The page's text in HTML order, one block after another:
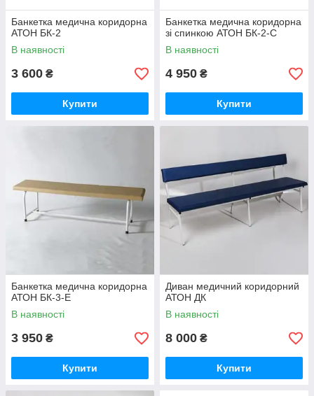
Банкетка медична коридорна
АТОН БК-2
В наявності
3 600 ₴
Купити
Банкетка медична коридорна
зі спинкою АТОН БК-2-С
В наявності
4 950 ₴
Купити
Банкетка медична коридорна
АТОН БК-3-Е
В наявності
3 950 ₴
Купити
Диван медичний коридорний
АТОН ДК
В наявності
8 000 ₴
Купити